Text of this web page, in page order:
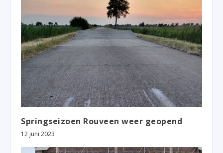
Springseizoen Rouveen weer geopend
12 juni 2023